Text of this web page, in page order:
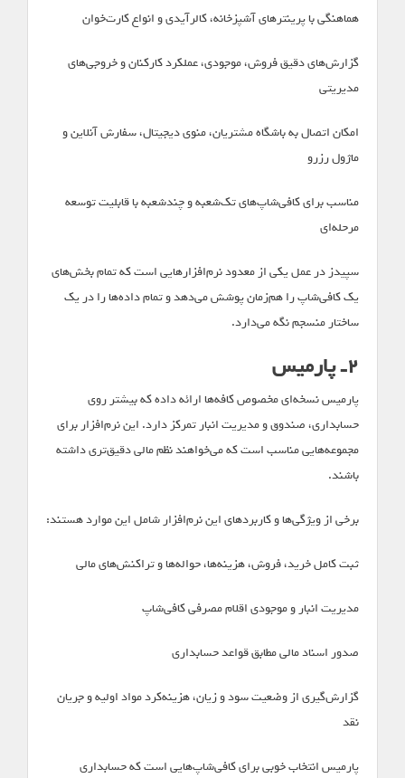
هماهنگی با پرینترهای آشپزخانه، کالرآیدی و انواع کارت‌خوان
گزارش‌های دقیق فروش، موجودی، عملکرد کارکنان و خروجی‌های
مدیریتی
امکان اتصال به باشگاه مشتریان، منوی دیجیتال، سفارش آنلاین و
ماژول رزرو
مناسب برای کافی‌شاپ‌های تک‌شعبه و چندشعبه با قابلیت توسعه
مرحله‌ای
سپیدز در عمل یکی از معدود نرم‌افزارهایی است که تمام بخش‌های
یک کافی‌شاپ را هم‌زمان پوشش می‌دهد و تمام داده‌ها را در یک
ساختار منسجم نگه می‌دارد.
۲ـ پارمیس
پارمیس نسخه‌ای مخصوص کافه‌ها ارائه داده که بیشتر روی
حسابداری، صندوق و مدیریت انبار تمرکز دارد. این نرم‌افزار برای
مجموعه‌هایی مناسب است که می‌خواهند نظم مالی دقیق‌تری داشته
باشند.
برخی از ویژگی‌ها و کاربردهای این نرم‌افزار شامل این موارد هستند:
ثبت کامل خرید، فروش، هزینه‌ها، حواله‌ها و تراکنش‌های مالی
مدیریت انبار و موجودی اقلام مصرفی کافی‌شاپ
صدور اسناد مالی مطابق قواعد حسابداری
گزارش‌گیری از وضعیت سود و زیان، هزینه‌کرد مواد اولیه و جریان
نقد
پارمیس انتخاب خوبی برای کافی‌شاپ‌هایی است که حسابداری